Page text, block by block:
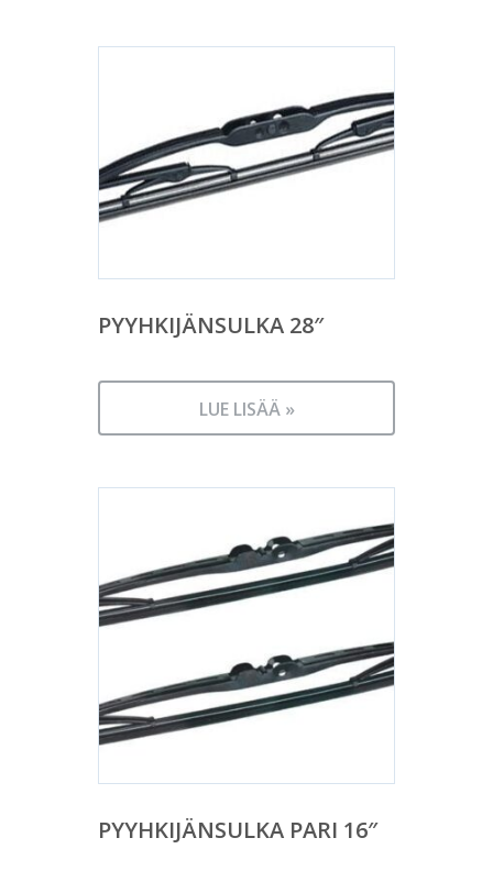
PYYHKIJÄNSULKA 28″
LUE LISÄÄ »
PYYHKIJÄNSULKA PARI 16″